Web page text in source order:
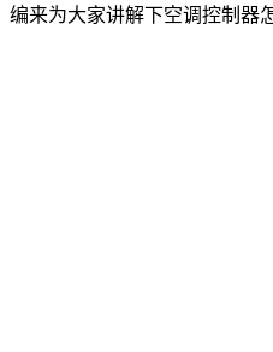
编来为大家讲解下空调控制器